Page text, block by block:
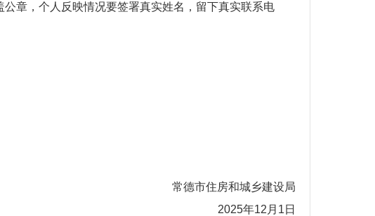
章，个人反映情况要签署真实姓名，留下真实联系电
常德市住房和城乡建设局
2025年12 月 1 日